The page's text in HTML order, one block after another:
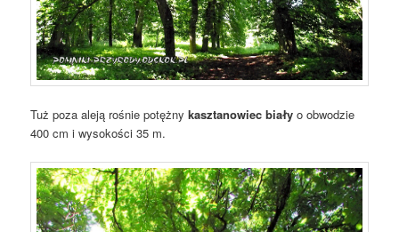
Tuż poza aleją rośnie potężnykasztanowiec biały o obwodzie
400 cm i wysokości 35 m.